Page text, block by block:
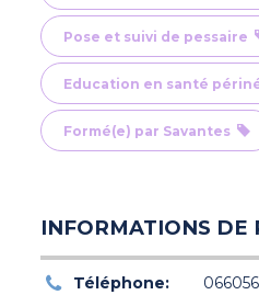
Pose et suivi de pessaire
Education en santé
Formé(e) par Savantes
INFORMATIONS DE
Téléphone: